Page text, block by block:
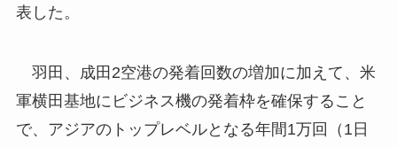
表した。
羽田、成田2空港の発着回数の増加に加えて、米
軍横田基地にビジネス機の発着枠を確保すること
で、アジアのトップレベルとなる年間1万回（1日